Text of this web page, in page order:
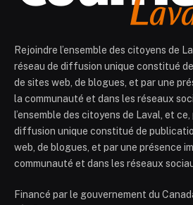
Rejoindre l’ensemble des citoyens de
réseau de diffusion unique constitué
de sites web, de blogues, et par une
la communauté et dans les réseaux
l’ensemble des citoyens de Laval, et
diffusion unique constitué de
web, de blogues, et par une présence
communauté et dans les réseaux
Financé par le gouvernement du